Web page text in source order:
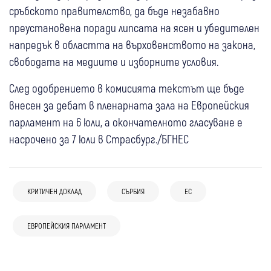
сръбското правителство, да бъде незабавно
преустановена поради липсата на ясен и убедителен
напредък в областта на върховенството на закона,
свободата на медиите и изборните условия.
След одобрението в комисията текстът ще бъде
внесен за дебат в пленарната зала на Европейския
парламент на 6 юли, а окончателното гласуване е
насрочено за 7 юли в Страсбург./БГНЕС
КРИТИЧЕН ДОКЛАД СЪРБИЯ ЕС
ЕВРОПЕЙСКИЯ ПАРЛАМЕНТ
04 авг
Жегата и сушата разкриха потопени
нацистки кораби в Дунав
Самоков България Спорт
от Самоков, Бленджини събра 15
72 жертви взе щурмът в Сеута, Испания
България Свят 01 авг